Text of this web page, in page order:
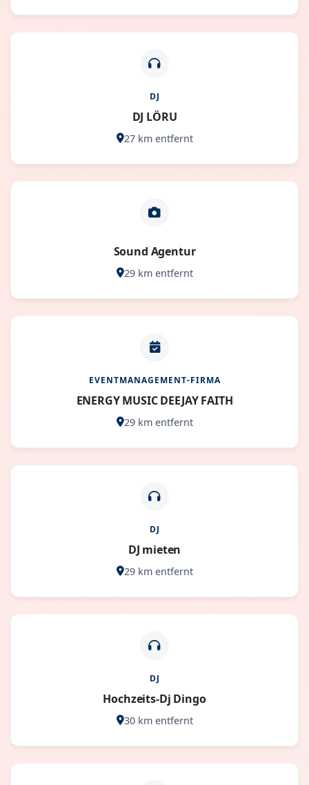
DJ
DJ LÖRU
27 km entfernt
Sound Agentur
29 km entfernt
EVENTMANAGEMENT-FIRMA
ENERGY MUSIC DEEJAY FAITH
29 km entfernt
DJ
DJ mieten
29 km entfernt
DJ
Hochzeits-Dj Dingo
30 km entfernt